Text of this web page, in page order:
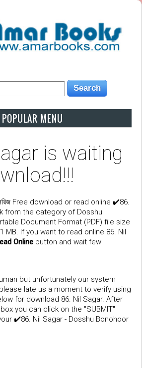
POPULAR MENU
is waiting
Free download or read online ✔️86.
from the category of Dosshu
Document Format (PDF) file size
MB. If you want to read online 86. Nil
Online button and wait few
but unfortunately our system
late us a moment to verify using
for download 86. Nil Sagar. After
you can click on the "SUBMIT"
✔️86. Nil Sagar - Dosshu Bonohoor